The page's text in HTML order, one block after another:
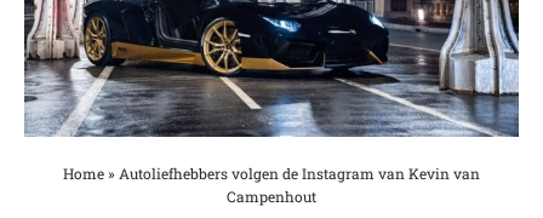
Home» Autoliefhebbers volgen de Instagram van Kevin van
Campenhout